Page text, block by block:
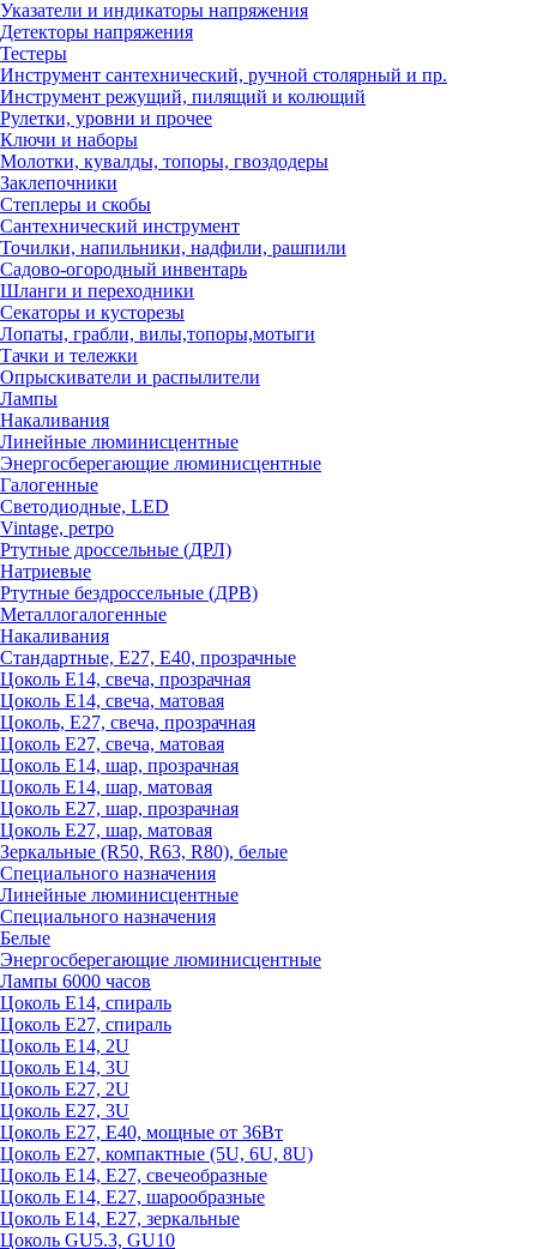
Указатели и индикаторы напряжения
Детекторы напряжения
Тестеры
Инструмент сантехнический, ручной столярный и пр.
Инструмент режущий, пилящий и колющий
Рулетки, уровни и прочее
Ключи и наборы
Молотки, кувалды, топоры, гвоздодеры
Заклепочники
Степлеры и скобы
Сантехнический инструмент
Точилки, напильники, надфили, рашпили
Садово-огородный инвентарь
Шланги и переходники
Секаторы и кусторезы
Лопаты, грабли, вилы,топоры,мотыги
Тачки и тележки
Опрыскиватели и распылители
Лампы
Накаливания
Линейные люминисцентные
Энергосберегающие люминисцентные
Галогенные
Светодиодные, LED
Vintage, ретро
Ртутные дроссельные (ДРЛ)
Натриевые
Ртутные бездроссельные (ДРВ)
Металлогалогенные
Накаливания
Стандартные, Е27, Е40, прозрачные
Цоколь Е14, свеча, прозрачная
Цоколь Е14, свеча, матовая
Цоколь, Е27, свеча, прозрачная
Цоколь Е27, свеча, матовая
Цоколь Е14, шар, прозрачная
Цоколь Е14, шар, матовая
Цоколь Е27, шар, прозрачная
Цоколь Е27, шар, матовая
Зеркальные (R50, R63, R80), белые
Специального назначения
Линейные люминисцентные
Специального назначения
Белые
Энергосберегающие люминисцентные
Лампы 6000 часов
Цоколь Е14, спираль
Цоколь Е27, спираль
Цоколь Е14, 2U
Цоколь Е14, 3U
Цоколь Е27, 2U
Цоколь Е27, 3U
Цоколь Е27, Е40, мощные от 36Вт
Цоколь Е27, компактные (5U, 6U, 8U)
Цоколь Е14, Е27, свечеобразные
Цоколь Е14, Е27, шарообразные
Цоколь Е14, Е27, зеркальные
Цоколь GU5.3, GU10